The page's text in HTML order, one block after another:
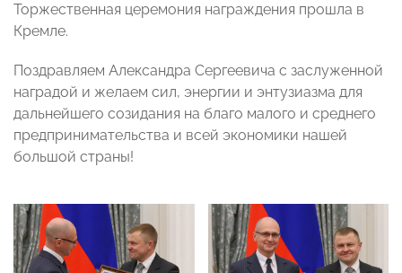
Торжественная церемония награждения прошла в
Кремле.
Поздравляем Александра Сергеевича с заслуженной
наградой и желаем сил, энергии и энтузиазма для
дальнейшего созидания на благо малого и среднего
предпринимательства и всей экономики нашей
большой страны!